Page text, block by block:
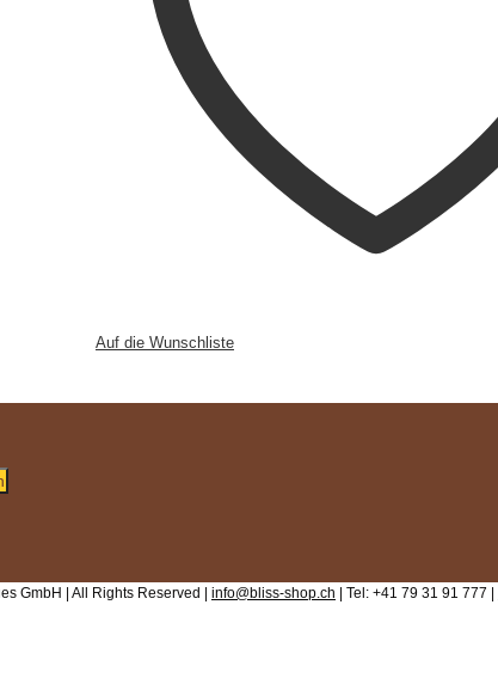
Auf die Wunschliste
GmbH | All Rights Reserved | info@bliss-shop.ch | Tel: +41 79 31 91 777 |